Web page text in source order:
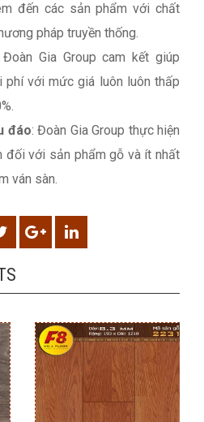
đến các sản phẩm với chất
pháp truyền thống.
Gia Group cam kết giúp
phí với mức giá luôn luôn thấp
đáo: Đoàn Gia Group thực hiện
đối với sản phẩm gỗ và ít nhất
ván sàn.